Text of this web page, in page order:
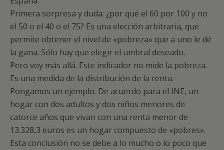
Primera sorpresa y duda: ¿por qué el 60 por 100 y no
el 50 o el 40 o el 75? Es una elección arbitraria, que
permite obtener el nivel de «pobreza» que a uno le dé
la gana. Sólo hay que elegir el umbral deseado.
Pero voy más allá. Este indicador no mide la pobreza.
Es una medida de la distribución de la renta.
Pongamos un ejemplo. De acuerdo para el INE, un
hogar con dos adultos y dos niños menores de
catorce años que vivan con una renta menor de
13.328,3 euros es un hogar compuesto de «pobres».
Esta conclusión no se debe a lo mucho o lo poco que